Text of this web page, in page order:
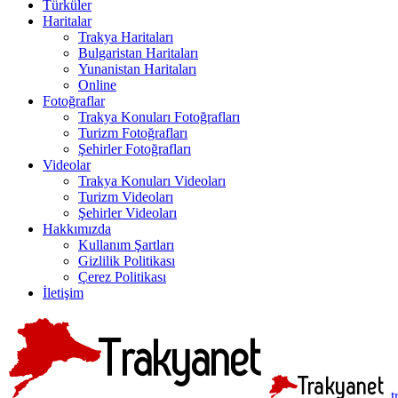
Türküler
Haritalar
Trakya Haritaları
Bulgaristan Haritaları
Yunanistan Haritaları
Online
Fotoğraflar
Trakya Konuları Fotoğrafları
Turizm Fotoğrafları
Şehirler Fotoğrafları
Videolar
Trakya Konuları Videoları
Turizm Videoları
Şehirler Videoları
Hakkımızda
Kullanım Şartları
Gizlilik Politikası
Çerez Politikası
İletişim